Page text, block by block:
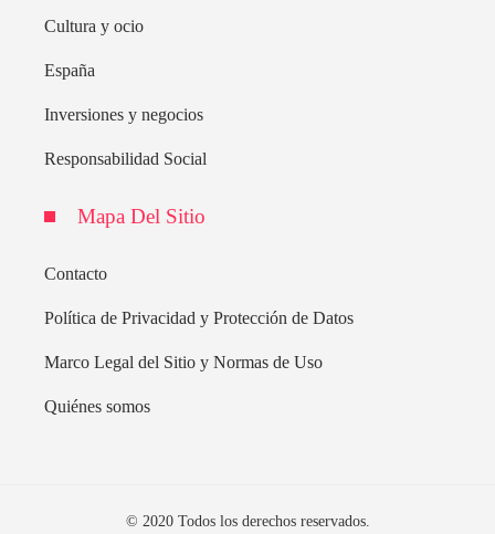
Cultura y ocio
España
Inversiones y negocios
Responsabilidad Social
Mapa Del Sitio
Contacto
Política de Privacidad y Protección de Datos
Marco Legal del Sitio y Normas de Uso
Quiénes somos
© 2020 Todos los derechos reservados.